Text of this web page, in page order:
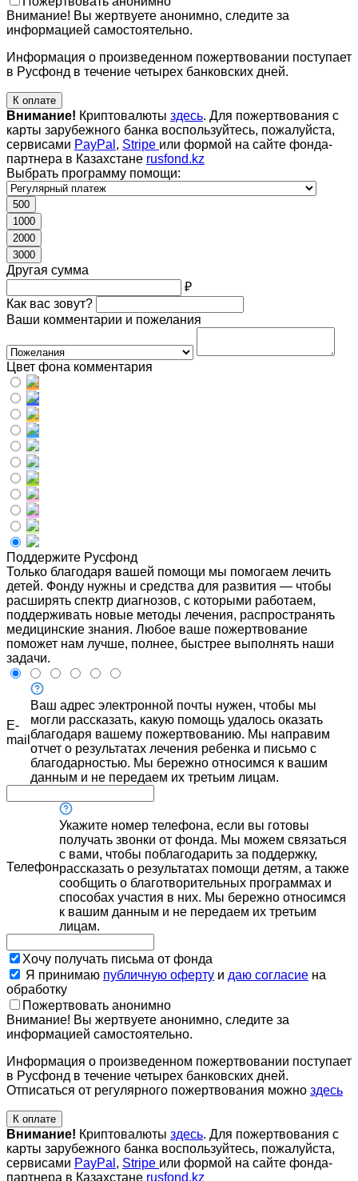
Внимание! Вы жертвуете анонимно, следите за
информацией самостоятельно.
Информация о произведенном пожертвовании поступает
в Русфонд в течение четырех банковских дней.
К оплате
Внимание! Криптовалюты здесь. Для пожертвования с
карты зарубежного банка воспользуйтесь, пожалуйста,
сервисами PayPal , Stripe или формой на сайте фонда-
партнера в Казахстане rusfond.kz
Выбрать программу помощи:
500
1000
2000
3000
Другая сумма
₽
Как вас зовут?
Ваши комментарии и пожелания
Цвет фона комментария
Поддержите Русфонд
Только благодаря вашей помощи мы помогаем лечить
детей. Фонду нужны и средства для развития — чтобы
расширять спектр диагнозов, с которыми работаем,
поддерживать новые методы лечения, распространять
медицинские знания. Любое ваше пожертвование
поможет нам лучше, полнее, быстрее выполнять наши
задачи.
E-
mail
Ваш адрес электронной почты нужен, чтобы мы
могли рассказать, какую помощь удалось оказать
благодаря вашему пожертвованию. Мы направим
отчет о результатах лечения ребенка и письмо с
благодарностью. Мы бережно относимся к вашим
данным и не передаем их третьим лицам.
Телефон
Укажите номер телефона, если вы готовы
получать звонки от фонда. Мы можем связаться
с вами, чтобы поблагодарить за поддержку,
рассказать о результатах помощи детям, а также
сообщить о благотворительных программах и
способах участия в них. Мы бережно относимся
к вашим данным и не передаем их третьим
лицам.
Хочу получать письма от фонда
Я принимаю публичную оферту и даю согласие на
обработку
Пожертвовать анонимно
Внимание! Вы жертвуете анонимно, следите за
информацией самостоятельно.
Информация о произведенном пожертвовании поступает
в Русфонд в течение четырех банковских дней.
Отписаться от регулярного пожертвования можно здесь
К оплате
Внимание! Криптовалюты здесь. Для пожертвования с
карты зарубежного банка воспользуйтесь, пожалуйста,
сервисами PayPal , Stripe или формой на сайте фонда-
партнера в Казахстане rusfond.kz